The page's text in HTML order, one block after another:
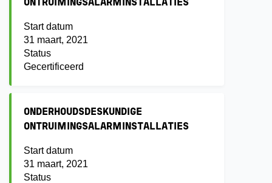
ONTRUIMINGSALARMINSTALLATIES
Start datum
31 maart, 2021
Status
Gecertificeerd
ONDERHOUDSDESKUNDIGE
ONTRUIMINGSALARMINSTALLATIES
Start datum
31 maart, 2021
Status